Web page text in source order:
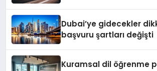
Dubai’ye gidecekler
başvuru şartları değişti
Kuramsal dil öğrenme